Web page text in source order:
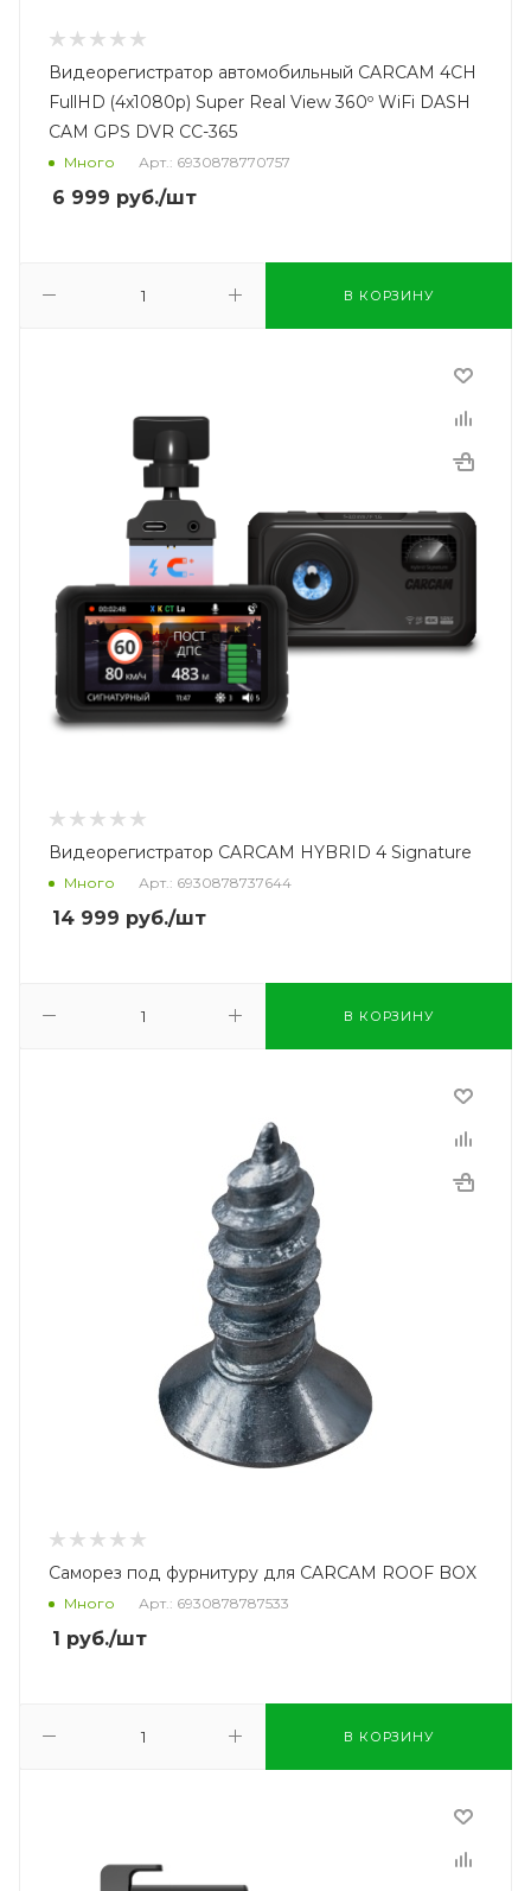
Видеорегистратор автомобильный CARCAM 4CH
FullHD (4x1080p) Super Real View 360º WiFi DASH
CAM GPS DVR CC-365
Много Арт.: 6930878770757
6 999 руб./шт
В КОРЗИНУ
Видеорегистратор CARCAM HYBRID 4 Signature
Много Арт.: 6930878737644
14 999 руб./шт
В КОРЗИНУ
Саморез под фурнитуру для CARCAM ROOF BOX
Много Арт.: 6930878787533
1 руб./шт
В КОРЗИНУ